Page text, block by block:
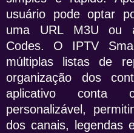
usuário pode optar
uma URL M3U ou
Codes. O IPTV
múltiplas listas de
organização dos
aplicativo conta
personalizável,
dos canais, legendas